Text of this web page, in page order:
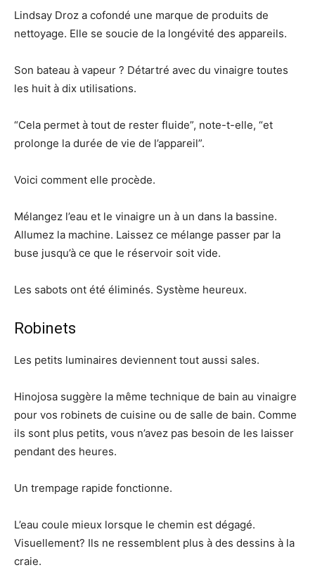
Lindsay Droz a cofondé une marque de produits de
nettoyage. Elle se soucie de la longévité des appareils.
Son bateau à vapeur ? Détartré avec du vinaigre toutes
les huit à dix utilisations.
“Cela permet à tout de rester fluide”, note-t-elle, “et
prolonge la durée de vie de l’appareil”.
Voici comment elle procède.
Mélangez l’eau et le vinaigre un à un dans la bassine.
Allumez la machine. Laissez ce mélange passer par la
buse jusqu’à ce que le réservoir soit vide.
Les sabots ont été éliminés. Système heureux.
Robinets
Les petits luminaires deviennent tout aussi sales.
Hinojosa suggère la même technique de bain au vinaigre
pour vos robinets de cuisine ou de salle de bain. Comme
ils sont plus petits, vous n’avez pas besoin de les laisser
pendant des heures.
Un trempage rapide fonctionne.
L’eau coule mieux lorsque le chemin est dégagé.
Visuellement? Ils ne ressemblent plus à des dessins à la
craie.